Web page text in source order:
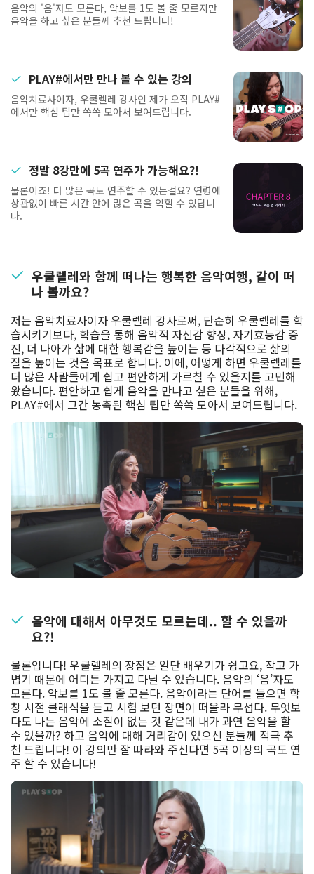
음악의 '음'자도 모른다, 악보를 1도 볼 줄 모르지만
음악을 하고 싶은 분들께 추천 드립니다!
PLAY#에서만 만나 볼 수 있는 강의
음악치료사이자, 우쿨렐레 강사인 제가 오직 PLAY#
에서만 핵심 팁만 쏙쏙 모아서 보여드립니다.
정말 8강만에 5곡 연주가 가능해요?!
물론이죠! 더 많은 곡도 연주할 수 있는걸요? 연령에
상관없이 빠른 시간 안에 많은 곡을 익힐 수 있답니
다.
우쿨렐레와 함께 떠나는 행복한 음악여행, 같이 떠
나 볼까요?
저는 음악치료사이자 우쿨렐레 강사로써, 단순히 우쿨렐레를 학
습시키기보다, 학습을 통해 음악적 자신감 향상, 자기효능감 증
진, 더 나아가 삶에 대한 행복감을 높이는 등 다각적으로 삶의
질을 높이는 것을 목표로 합니다. 이에, 어떻게 하면 우쿨렐레를
더 많은 사람들에게 쉽고 편안하게 가르칠 수 있을지를 고민해
왔습니다. 편안하고 쉽게 음악을 만나고 싶은 분들을 위해,
PLAY#에서 그간 농축된 핵심 팁만 쏙쏙 모아서 보여드립니다.
음악에 대해서 아무것도 모르는데.. 할 수 있을까
요?!
물론입니다! 우쿨렐레의 장점은 일단 배우기가 쉽고요, 작고 가
볍기 때문에 어디든 가지고 다닐 수 있습니다. 음악의 ‘음’자도
모른다. 악보를 1도 볼 줄 모른다. 음악이라는 단어를 들으면 학
창 시절 클래식을 듣고 시험 보던 장면이 떠올라 무섭다. 무엇보
다도 나는 음악에 소질이 없는 것 같은데 내가 과연 음악을 할
수 있을까? 하고 음악에 대해 거리감이 있으신 분들께 적극 추
천 드립니다! 이 강의만 잘 따라와 주신다면 5곡 이상의 곡도 연
주 할 수 있습니다!